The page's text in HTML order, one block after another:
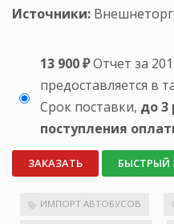
Источники:
13 900 ₽Отчет за
предоставляется в
Срок поставки, до 3
поступления
ЗАКАЗАТЬ БЫСТРЫЙ
ИМПОРТ АВТОБУСОВ